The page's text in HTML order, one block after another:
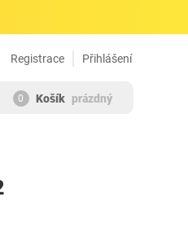
Přihlášení
Registrace
0 Košík prázdný